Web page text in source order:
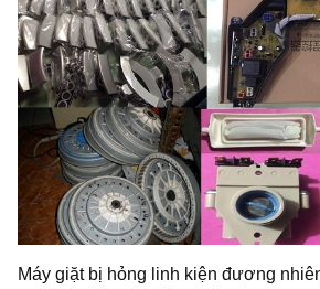
Máy giặt bị hỏng linh kiện đương